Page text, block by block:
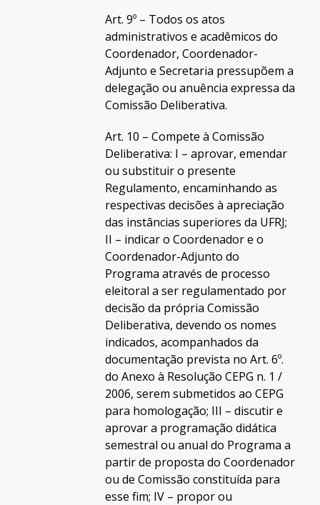
Art. 9º – Todos os atos
administrativos e acadêmicos do
Coordenador, Coordenador-
Adjunto e Secretaria pressupõem a
delegação ou anuência expressa da
Comissão Deliberativa.
Art. 10 – Compete à Comissão
Deliberativa: I – aprovar, emendar
ou substituir o presente
Regulamento, encaminhando as
respectivas decisões à apreciação
das instâncias superiores da UFRJ;
II – indicar o Coordenador e o
Coordenador-Adjunto do
Programa através de processo
eleitoral a ser regulamentado por
decisão da própria Comissão
Deliberativa, devendo os nomes
indicados, acompanhados da
documentação prevista no Art. 6º.
do Anexo à Resolução CEPG n. 1 /
2006, serem submetidos ao CEPG
para homologação; III – discutir e
aprovar a programação didática
semestral ou anual do Programa a
partir de proposta do Coordenador
ou de Comissão constituída para
esse fim; IV – propor ou